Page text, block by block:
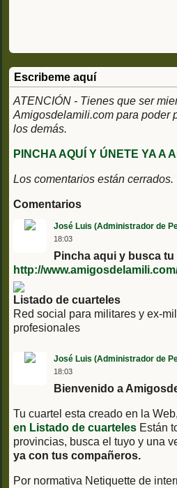
Escribeme aquí
ATENCIÓN - Tienes que ser
Amigosdelamili.com para poder
los demás.
PINCHA AQUÍ Y ÚNETE YA A
Los comentarios están cerrados.
Comentarios
José Luis (Administrador de
18:03
Pincha aqui y busca tu
http://
Listado de cuarteles
Red social para militares y ex-
profesionales
José Luis (Administrador de
18:03
Bienvenido a
Tu cuartel esta creado en la Web,
en Listado de cuarteles Están
provincias, busca el tuyo y una
ya con tus compañeros.
Por normativa Netiquette de